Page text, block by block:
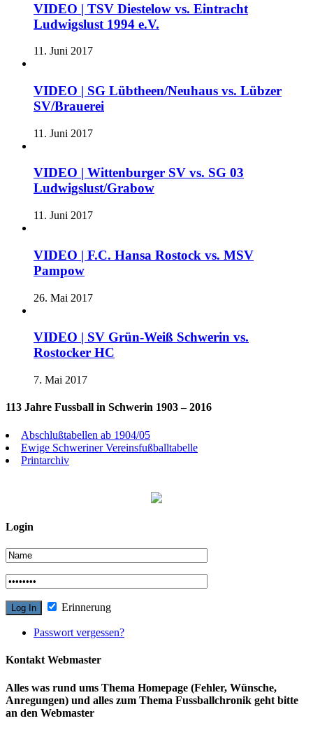
VIDEO | TSV Diestelow vs. Eintracht
Ludwigslust 1994 e.V.
11. Juni 2017
VIDEO | SG Lübtheen/Neuhaus vs. Lübzer
SV/Brauerei
11. Juni 2017
VIDEO | Wittenburger SV vs. SG 03
Ludwigslust/Grabow
11. Juni 2017
VIDEO | F.C. Hansa Rostock vs. MSV
Pampow
26. Mai 2017
VIDEO | SV Grün-Weiß Schwerin vs.
Rostocker HC
7. Mai 2017
113 Jahre Fussball in Schwerin 1903 – 2016
Abschlußtabellen ab 1904/05
Ewige Schweriner Vereinsfußballtabelle
Printarchiv
Login
Erinnerung
Passwort vergessen?
Kontakt Webmaster
Alles was rund ums Thema Homepage (Fehler, Wünsche,
Anregungen) und alles zum Thema Fussballchronik geht bitte
an den Webmaster